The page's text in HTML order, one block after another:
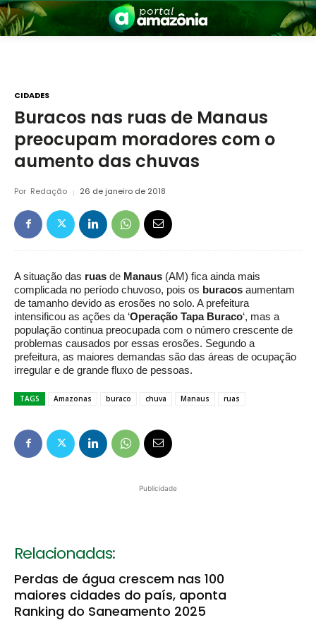
Amazônia
CIDADES
Buracos nas ruas de Manaus
preocupam moradores com o
aumento das chuvas
Por Redação 26 de janeiro de 2018
A situação das ruas de Manaus (AM) fica ainda mais
complicada no período chuvoso, pois os buracos aumentam
de tamanho devido as erosões no solo. A prefeitura
intensificou as ações da ‘Operação Tapa Buraco‘, mas a
população continua preocupada com o número crescente de
problemas causados por essas erosões. Segundo a
prefeitura, as maiores demandas são das áreas de ocupação
irregular e de grande fluxo de pessoas.
TAGS Amazonas buraco chuva Manaus ruas
Publicidade
Relacionadas:
Perdas de água crescem nas 100
maiores cidades do país, aponta
Ranking do Saneamento 2025